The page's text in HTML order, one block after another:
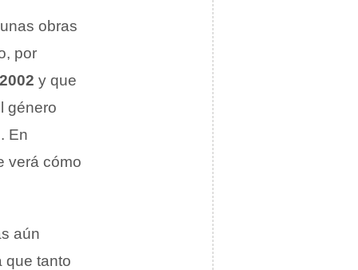
obras
por
2002 y que
género
En
verá cómo
aún
que tanto